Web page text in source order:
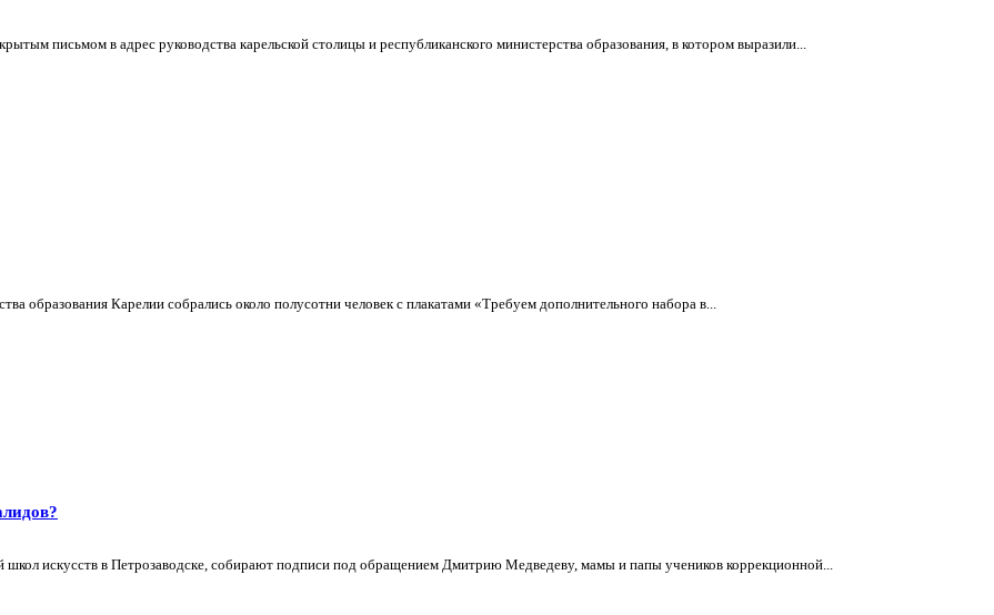
письмом в адрес руководства карельской столицы и республиканского министерства образования, в котором выразили...
образования Карелии собрались около полусотни человек с плакатами «Требуем дополнительного набора в...
искусств в Петрозаводске, собирают подписи под обращением Дмитрию Медведеву, мамы и папы учеников коррекционной...